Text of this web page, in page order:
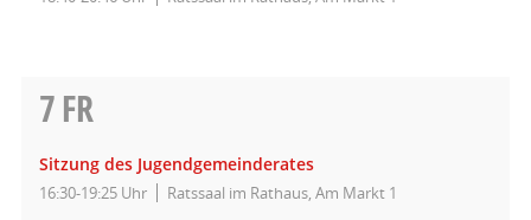
7FR
Sitzung des Jugendgemeinderates
16:30-19:25 Uhr Ratssaal im Rathaus, Am Markt 1